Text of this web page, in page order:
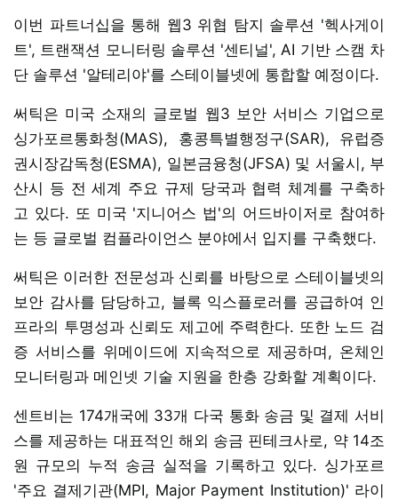
이번 파트너십을 통해 웹3 위협 탐지 솔루션 '헥사게이
트', 트랜잭션 모니터링 솔루션 '센티널', AI 기반 스캠 차
단 솔루션 '알테리야'를 스테이블넷에 통합할 예정이다.
써틱은 미국 소재의 글로벌 웹3 보안 서비스 기업으로
싱가포르통화청(MAS), 홍콩특별행정구(SAR), 유럽증
권시장감독청(ESMA), 일본금융청(JFSA) 및 서울시, 부
산시 등 전 세계 주요 규제 당국과 협력 체계를 구축하
고 있다. 또 미국 '지니어스 법'의 어드바이저로 참여하
는 등 글로벌 컴플라이언스 분야에서 입지를 구축했다.
써틱은 이러한 전문성과 신뢰를 바탕으로 스테이블넷의
보안 감사를 담당하고, 블록 익스플로러를 공급하여 인
프라의 투명성과 신뢰도 제고에 주력한다. 또한 노드 검
증 서비스를 위메이드에 지속적으로 제공하며, 온체인
모니터링과 메인넷 기술 지원을 한층 강화할 계획이다.
센트비는 174개국에 33개 다국 통화 송금 및 결제 서비
스를 제공하는 대표적인 해외 송금 핀테크사로, 약 14조
원 규모의 누적 송금 실적을 기록하고 있다. 싱가포르
'주요 결제기관(MPI, Major Payment Institution)' 라이